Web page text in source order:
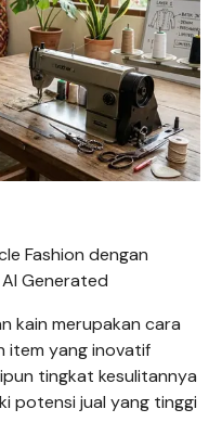
Fashion dengan
Generated
kain merupakan cara
item yang inovatif
tingkat kesulitannya
potensi jual yang tinggi